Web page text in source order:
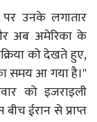
पर उनके लगातार
अब अमेरिका के
को देखते हुए,
समय आ गया है।''
को इजराइली
ईरान से प्राप्त